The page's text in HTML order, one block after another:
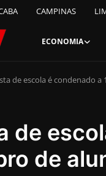
CAMPINAS
ECONOMIA
de escola é condenado a
de
de